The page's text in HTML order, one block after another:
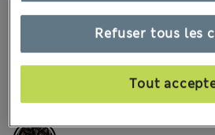
9 les commentaires reçus
€41,00
Noir Assorti
Épuisé
Refuser tous les
Tout